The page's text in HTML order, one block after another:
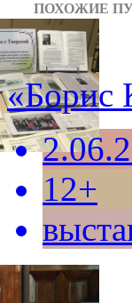
ПОХОЖИЕ
«Борис
12+